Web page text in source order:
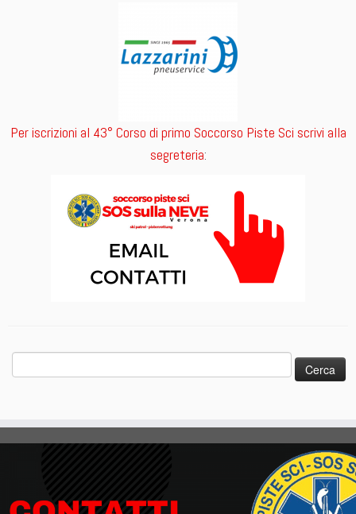
Per iscrizioni al 43° Corso di primo Soccorso Piste Sci scrivi alla
segreteria:
per: